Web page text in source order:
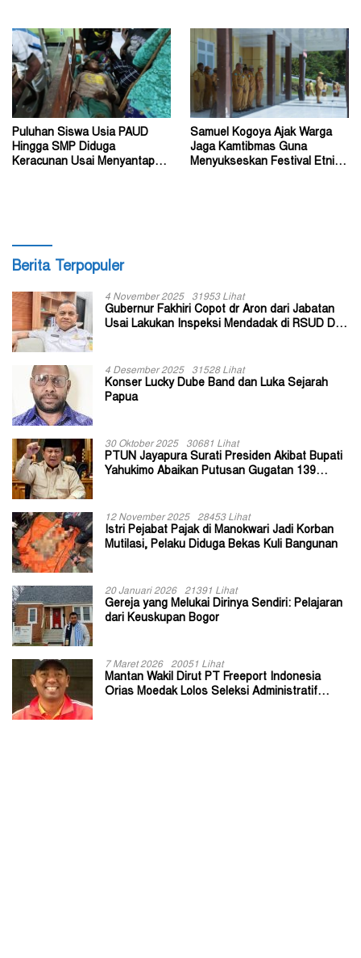
Puluhan Siswa Usia PAUD
Hingga SMP Diduga
Keracunan Usai Menyantap
Samuel Kogoya Ajak Warga
Jaga Kamtibmas Guna
Menyukseskan Festival Etnik
Berita Terpopuler
4 November 2025 31953 Lihat
Gubernur Fakhiri Copot dr Aron dari Jabatan
Usai Lakukan Inspeksi Mendadak di RSUD Dok
4 Desember 2025 31528 Lihat
Konser Lucky Dube Band dan Luka Sejarah
Papua
30 Oktober 2025 30681 Lihat
PTUN Jayapura Surati Presiden Akibat Bupati
Yahukimo Abaikan Putusan Gugatan 139
12 November 2025 28453 Lihat
Istri Pejabat Pajak di Manokwari Jadi Korban
Mutilasi, Pelaku Diduga Bekas Kuli Bangunan
20 Januari 2026 21391 Lihat
Gereja yang Melukai Dirinya Sendiri: Pelajaran
dari Keuskupan Bogor
7 Maret 2026 20051 Lihat
Mantan Wakil Dirut PT Freeport Indonesia
Orias Moedak Lolos Seleksi Administratif